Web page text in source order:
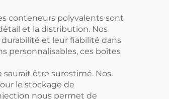
conteneurs polyvalents sont
et la distribution. Nos
et leur fiabilité dans
personnalisables, ces boîtes
être surestimé. Nos
le stockage de
nous permet de